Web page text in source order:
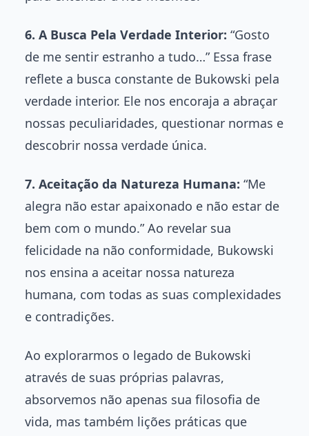
6. A Busca Pela Verdade Interior: “Gosto
de me sentir estranho a tudo…” Essa frase
reflete a busca constante de Bukowski pela
verdade interior. Ele nos encoraja a abraçar
nossas peculiaridades, questionar normas e
descobrir nossa verdade única.
7. Aceitação da Natureza Humana: “Me
alegra não estar apaixonado e não estar de
bem com o mundo.” Ao revelar sua
felicidade na não conformidade, Bukowski
nos ensina a aceitar nossa natureza
humana, com todas as suas complexidades
e contradições.
Ao explorarmos o legado de Bukowski
através de suas próprias palavras,
absorvemos não apenas sua filosofia de
vida, mas também lições práticas que